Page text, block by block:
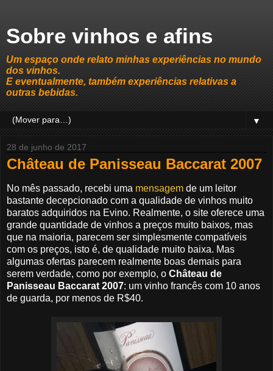
Sobre vinhos e afins
Um espaço onde relato minhas experiências no mundo
dos vinhos.
E eventualmente, também experiências relativas a
outras bebidas.
▼
28 de junho de 2017
Château de Panisseau Baccarat 2007
No mês passado, recebi uma mensagem de um leitor
bastante decepcionado com a qualidade de vinhos muito
baratos adquiridos na Evino. Realmente, o site oferece uma
grande quantidade de vinhos a preços muito baixos, mas
que na maioria, parecem ser simplesmente compatíveis
com os preços, isto é, de qualidade muito baixa. Mas
algumas ofertas parecem realmente boas demais para
serem verdade, como por exemplo, o Château de
Panisseau Baccarat 2007: um vinho francês com 10 anos
de guarda, por menos de R$40.